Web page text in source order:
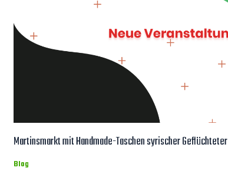
Martinsmarkt mit Handmade-Taschen syrischer Geflüchteter
Blog